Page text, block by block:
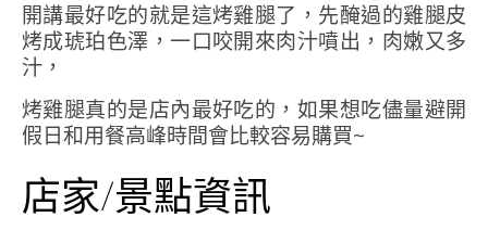
開講最好吃的就是這烤雞腿了，先醃過的雞腿皮
烤成琥珀色澤，一口咬開來肉汁噴出，肉嫩又多
汁，
烤雞腿真的是店內最好吃的，如果想吃儘量避開
假日和用餐高峰時間會比較容易購買~
店家/景點資訊